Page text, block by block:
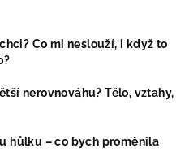
Co mi neslouží, i když to
nerovnováhu? Tělo, vztahy,
hůlku – co bych proměnila